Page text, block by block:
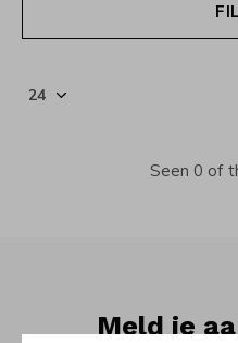
Seen 0 of
Meld je